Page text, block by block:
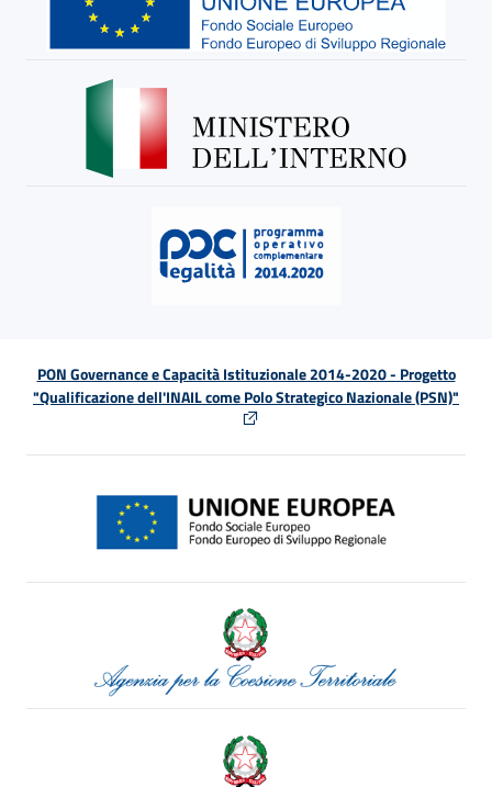
PON Governance e Capacità Istituzionale 2014-2020 - Progetto
"Qualificazione dell'INAIL come Polo Strategico Nazionale (PSN)"